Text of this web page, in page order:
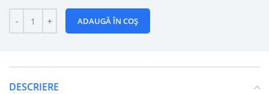
ADAUGĂ ÎN COȘ
DESCRIERE